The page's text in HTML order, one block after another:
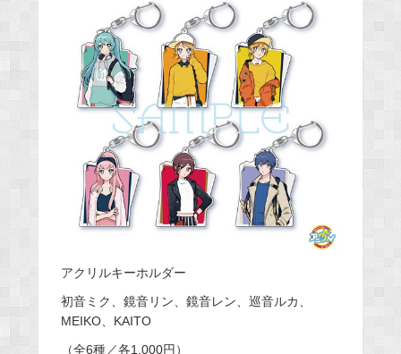
アクリルキーホルダー
初音ミク、鏡音リン、鏡音レン、巡音ルカ、
MEIKO、KAITO
（全6種／各1,000円）